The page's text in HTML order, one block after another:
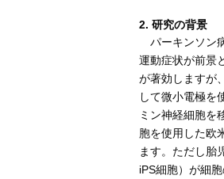
2. 研究の背景
パーキンソン
運動症状が前景
が著効しますが
して微小電極を
ミン神経細胞を
胞を使用した欧
ます。ただし胎
iPS細胞）が細